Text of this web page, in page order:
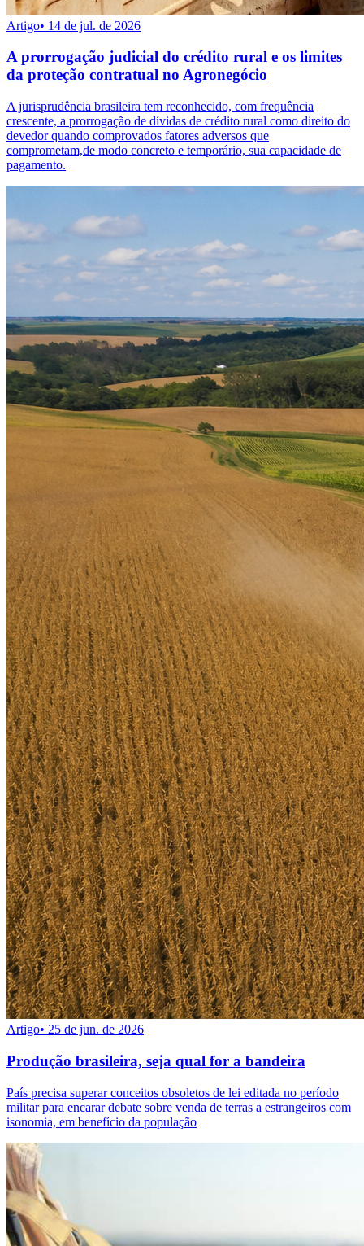
Artigo• 14 de jul. de 2026
A prorrogação judicial do crédito rural e os limites
da proteção contratual no Agronegócio
A jurisprudência brasileira tem reconhecido, com frequência
crescente, a prorrogação de dívidas de crédito rural como direito do
devedor quando comprovados fatores adversos que
comprometam,de modo concreto e temporário, sua capacidade de
pagamento.
Artigo• 25 de jun. de 2026
Produção brasileira, seja qual for a bandeira
País precisa superar conceitos obsoletos de lei editada no período
militar para encarar debate sobre venda de terras a estrangeiros com
isonomia, em benefício da população